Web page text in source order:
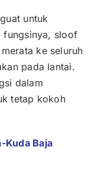
untuk
fungsinya, sloof
ke seluruh
pada lantai.
dalam
tetap kokoh
Kuda Baja